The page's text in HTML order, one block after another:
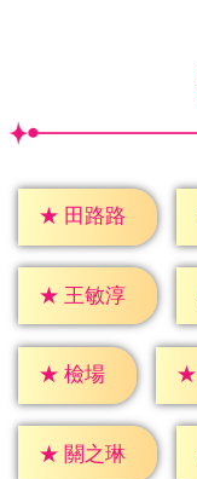
★ 田路路
★ 王敏淳
★ 檢場 ★
★ 關之琳